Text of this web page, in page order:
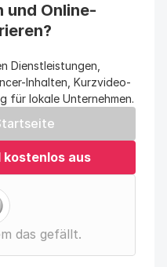
und Online-
Dienstleistungen,
Inhalten, Kurzvideo-
für lokale Unternehmen.
kostenlos aus
das gefällt.